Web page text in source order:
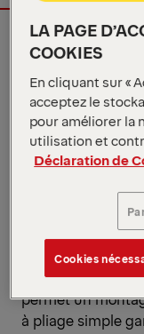
HAYON ÉLÉVATEUR
Capacité
Hydraulique du
cadre de levage
Mesure du déport
Voir toutes les
Le MBB R 2000
puissant pour
arrière court.
permet un
à pliage simple
LA PAGE
COOKIES
En cliquant sur «
acceptez le
pour améliorer la
utilisation et
Déclaration de
Cookies